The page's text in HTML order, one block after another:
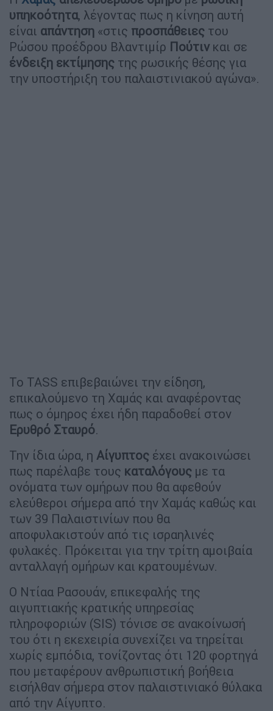
υπηκοότητα, λέγοντας πως η κίνηση αυτή
είναι απάντηση «στις προσπάθειες του
Ρώσου προέδρου Βλαντιμίρ Πούτιν και σε
ένδειξη εκτίμησης της ρωσικής θέσης για
την υποστήριξη του παλαιστινιακού αγώνα».
Το TASS επιβεβαιώνει την είδηση,
επικαλούμενο τη Χαμάς και αναφέροντας
πως ο όμηρος έχει ήδη παραδοθεί στον
Ερυθρό Σταυρό.
Την ίδια ώρα, η Αίγυπτος έχει ανακοινώσει
πως παρέλαβε τους καταλόγους με τα
ονόματα των ομήρων που θα αφεθούν
ελεύθεροι σήμερα από την Χαμάς καθώς και
των 39 Παλαιστινίων που θα
αποφυλακιστούν από τις ισραηλινές
φυλακές. Πρόκειται για την τρίτη αμοιβαία
ανταλλαγή ομήρων και κρατουμένων.
Ο Ντίαα Ρασουάν, επικεφαλής της
αιγυπτιακής κρατικής υπηρεσίας
πληροφοριών (SIS) τόνισε σε ανακοίνωσή
του ότι η εκεχειρία συνεχίζει να τηρείται
χωρίς εμπόδια, τονίζοντας ότι 120 φορτηγά
που μεταφέρουν ανθρωπιστική βοήθεια
εισήλθαν σήμερα στον παλαιστινιακό θύλακα
από την Αίγυπτο.